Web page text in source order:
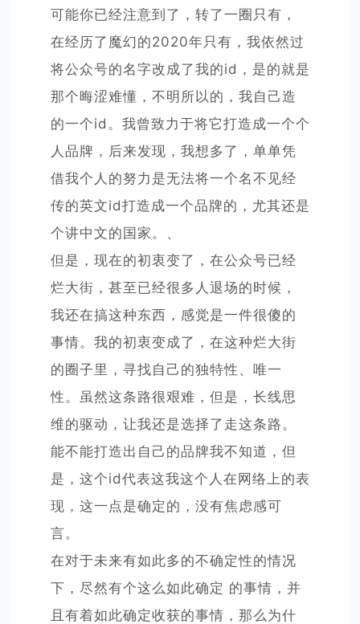
可能你已经注意到了，转了一圈只有，
在经历了魔幻的2020年只有，我依然过
将公众号的名字改成了我的id，是的就是
那个晦涩难懂，不明所以的，我自己造
的一个id。我曾致力于将它打造成一个个
人品牌，后来发现，我想多了，单单凭
借我个人的努力是无法将一个名不见经
传的英文id打造成一个品牌的，尤其还是
个讲中文的国家。、
但是，现在的初衷变了，在公众号已经
烂大街，甚至已经很多人退场的时候，
我还在搞这种东西，感觉是一件很傻的
事情。我的初衷变成了，在这种烂大街
的圈子里，寻找自己的独特性、唯一
性。虽然这条路很艰难，但是，长线思
维的驱动，让我还是选择了走这条路。
能不能打造出自己的品牌我不知道，但
是，这个id代表这我这个人在网络上的表
现，这一点是确定的，没有焦虑感可
言。
在对于未来有如此多的不确定性的情况
下，尽然有个这么如此确定 的事情，并
且有着如此确定收获的事情，那么为什